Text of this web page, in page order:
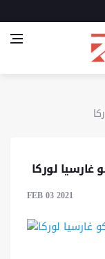
غارسيا لوركا
FEB 03 2021